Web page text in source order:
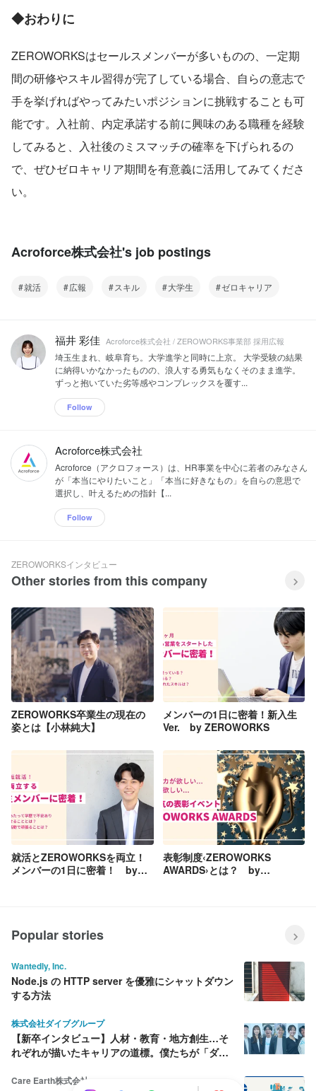
◆おわりに
ZEROWORKSはセールスメンバーが多いものの、一定期
間の研修やスキル習得が完了している場合、自らの意志で
手を挙げればやってみたいポジションに挑戦することも可
能です。入社前、内定承諾する前に興味のある職種を経験
してみると、入社後のミスマッチの確率を下げられるの
で、ぜひゼロキャリア期間を有意義に活用してみてくださ
い。
Acroforce株式会社's job postings
就活 広報 スキル 大学生 ゼロキャリア
福井 彩佳 Acroforce株式会社 / ZEROWORKS事業部 採用広報
埼玉生まれ、岐阜育ち。大学進学と同時に上京。 大学受験の結果
に納得いかなかったものの、浪人する勇気もなくそのまま進学。
ずっと抱いていた劣等感やコンプレックスを覆す...
Follow
Acroforce株式会社
Acroforce（アクロフォース）は、HR事業を中心に若者のみなさん
が「本当にやりたいこと」「本当に好きなもの」を自らの意思で
選択し、叶えるための指針【...
Follow
ZEROWORKSインタビュー
Other stories from this company
ZEROWORKS卒業生の現在の
姿とは【小林純大】
メンバーの1日に密着！新入生
Ver. by ZEROWORKS
就活とZEROWORKSを両立！
メンバーの1日に密着！ by
表彰制度‹ZEROWORKS
AWARDS›とは？ by
Popular stories
Wantedly, Inc.
Node.js の HTTP server を優雅にシャットダウン
する方法
株式会社ダイブグループ
【新卒インタビュー】人材・教育・地方創生…そ
れぞれが描いたキャリアの道標。僕たちが「ダイ
Care Earth株式会社